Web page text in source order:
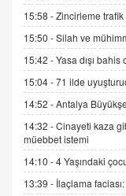
İNCİ
Trump
ADEM
Esed
15:58 -Zincirleme trafik
15:50 -Silah ve
15:42 -Yasa dışı
15:04 -71 ilde
14:52 -Antalya
14:32 -Cinayeti kaza
müebbet istemi
14:10 -4 Yaşındaki
13:39 - İlaçlama